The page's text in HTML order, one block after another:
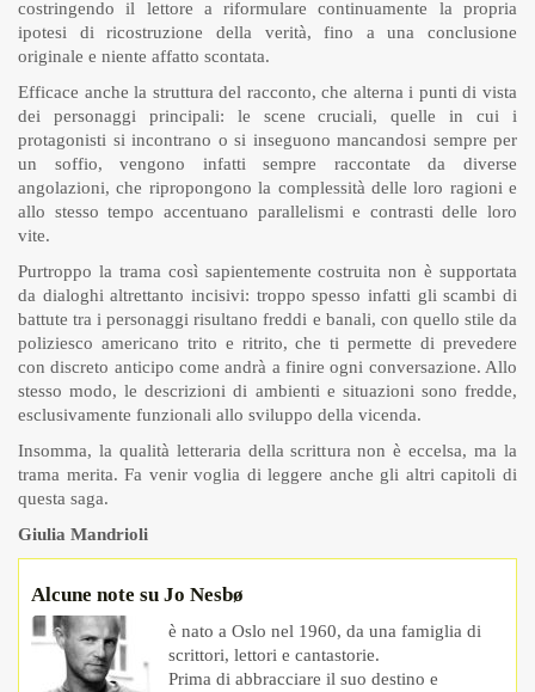
costringendo il lettore a riformulare continuamente la propria
ipotesi di ricostruzione della verità, fino a una conclusione
originale e niente affatto scontata.
Efficace anche la struttura del racconto, che alterna i punti di vista
dei personaggi principali: le scene cruciali, quelle in cui i
protagonisti si incontrano o si inseguono mancandosi sempre per
un soffio, vengono infatti sempre raccontate da diverse
angolazioni, che ripropongono la complessità delle loro ragioni e
allo stesso tempo accentuano parallelismi e contrasti delle loro
vite.
Purtroppo la trama così sapientemente costruita non è supportata
da dialoghi altrettanto incisivi: troppo spesso infatti gli scambi di
battute tra i personaggi risultano freddi e banali, con quello stile da
poliziesco americano trito e ritrito, che ti permette di prevedere
con discreto anticipo come andrà a finire ogni conversazione. Allo
stesso modo, le descrizioni di ambienti e situazioni sono fredde,
esclusivamente funzionali allo sviluppo della vicenda.
Insomma, la qualità letteraria della scrittura non è eccelsa, ma la
trama merita. Fa venir voglia di leggere anche gli altri capitoli di
questa saga.
Giulia Mandrioli
Alcune note su Jo Nesbø
è nato a Oslo nel 1960, da una famiglia di
scrittori, lettori e cantastorie.
Prima di abbracciare il suo destino e